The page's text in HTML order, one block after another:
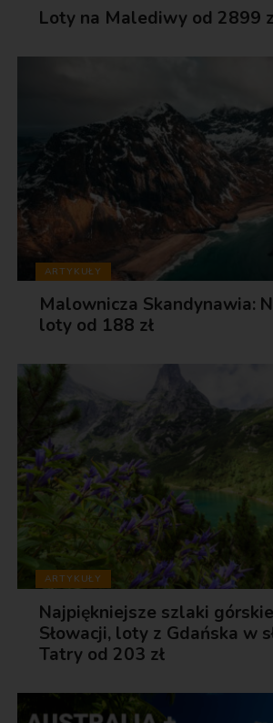
Loty na Malediwy od 2899
ARTYKUŁY
Malownicza Skandynawia:
loty od 188 zł
ARTYKUŁY
Najpiękniejsze szlaki
Słowacji, loty z Gdańska w
Tatry od 203 zł